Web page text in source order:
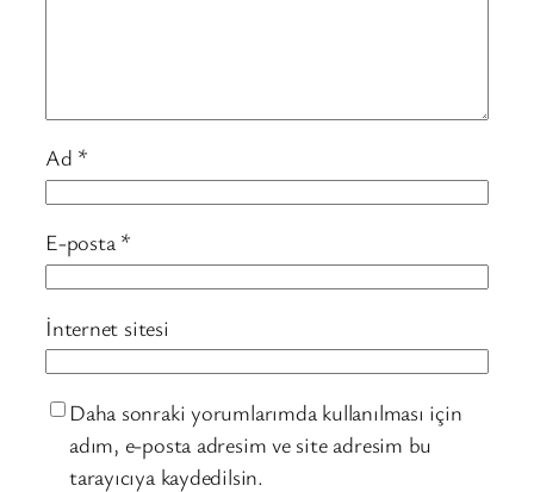
Ad *
E-posta *
İnternet sitesi
Daha sonraki yorumlarımda kullanılması için
adım, e-posta adresim ve site adresim bu
tarayıcıya kaydedilsin.